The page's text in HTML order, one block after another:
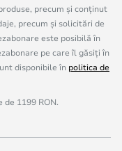
precum și conținut
precum și solicitări de
este posibilă în
pe care îl găsiți în
disponibile în politica de
1199 RON.